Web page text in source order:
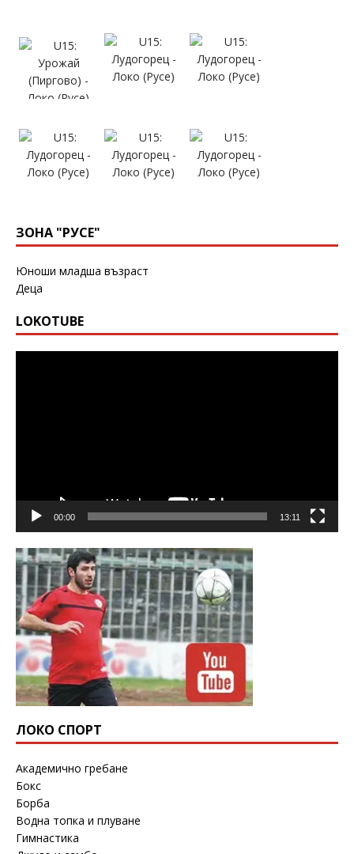
ЗОНА "РУСЕ"
Юноши младша възраст
Деца
LOKOTUBE
00:00 13:11
ЛОКО СПОРТ
Академично гребане
Бокс
Борба
Водна топка и плуване
Гимнастика